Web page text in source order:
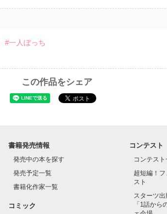
#一人ぼっち
この作品をシェア
書籍発売情報
発売中の本を探す
発売予定一覧
書籍化作家一覧
コミック
コンテスト
コンテス
超短編！
スト
スターツ
「1話から